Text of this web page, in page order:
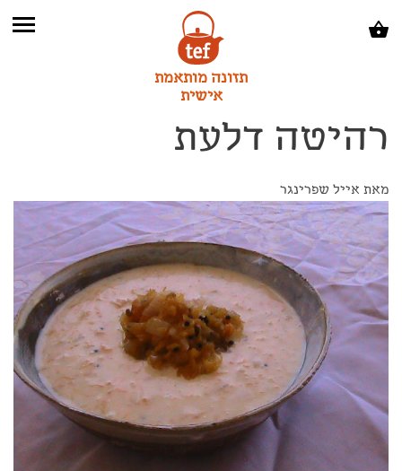
תזונה מותאמת
אישית
רהיטה דלעת
מאת אייל שפרינגר